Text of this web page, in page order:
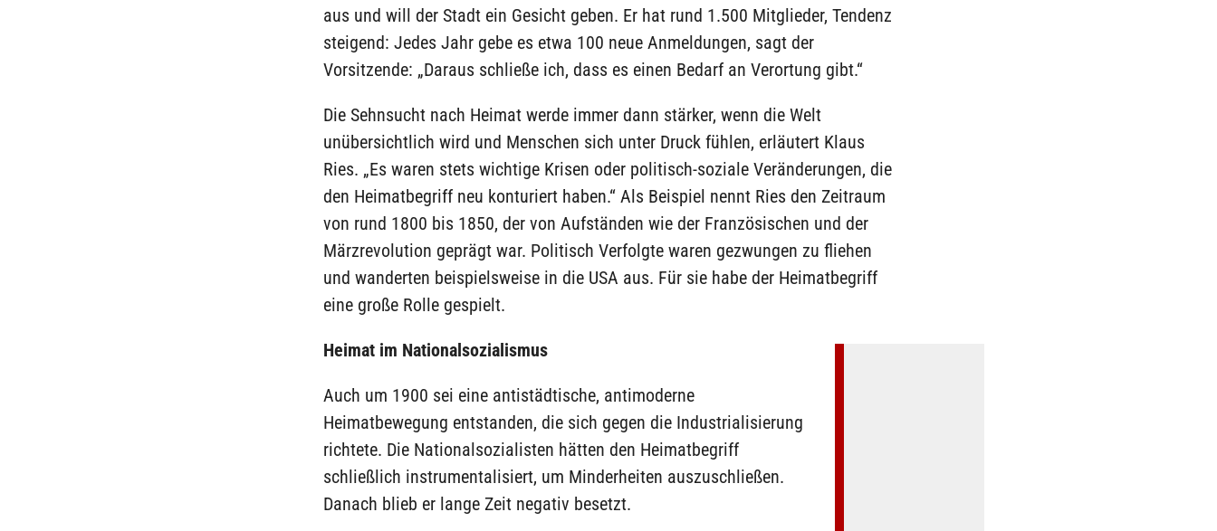
aus und will der Stadt ein Gesicht geben. Er hat rund 1.500 Mitglieder, Tendenz
steigend: Jedes Jahr gebe es etwa 100 neue Anmeldungen, sagt der
Vorsitzende: „Daraus schließe ich, dass es einen Bedarf an Verortung gibt.“
Die Sehnsucht nach Heimat werde immer dann stärker, wenn die Welt
unübersichtlich wird und Menschen sich unter Druck fühlen, erläutert Klaus
Ries. „Es waren stets wichtige Krisen oder politisch-soziale Veränderungen, die
den Heimatbegriff neu konturiert haben.“ Als Beispiel nennt Ries den Zeitraum
von rund 1800 bis 1850, der von Aufständen wie der Französischen und der
Märzrevolution geprägt war. Politisch Verfolgte waren gezwungen zu fliehen
und wanderten beispielsweise in die USA aus. Für sie habe der Heimatbegriff
eine große Rolle gespielt.
Heimat im Nationalsozialismus
Auch um 1900 sei eine antistädtische, antimoderne
Heimatbewegung entstanden, die sich gegen die Industrialisierung
richtete. Die Nationalsozialisten hätten den Heimatbegriff
schließlich instrumentalisiert, um Minderheiten auszuschließen.
Danach blieb er lange Zeit negativ besetzt.